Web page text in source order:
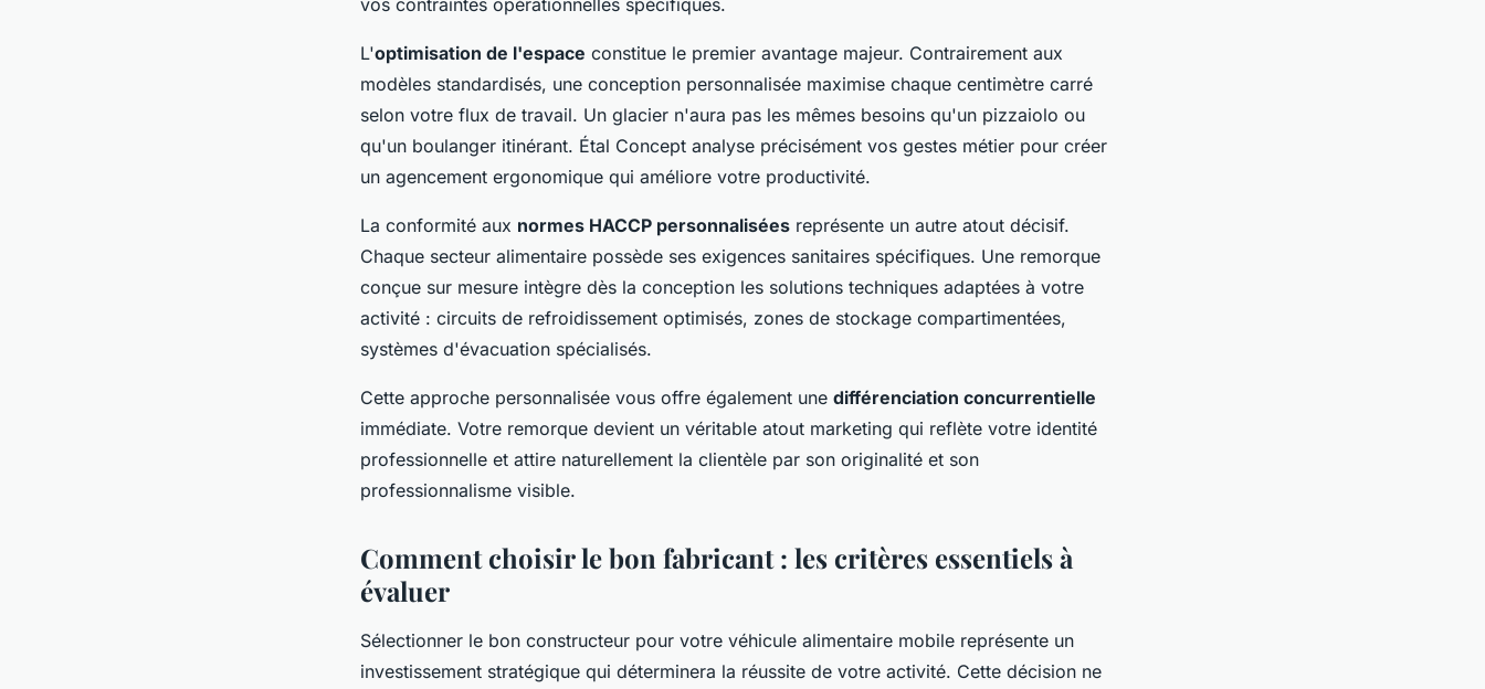
L'optimisation de l'espace constitue le premier avantage majeur. Contrairement aux
modèles standardisés, une conception personnalisée maximise chaque centimètre carré
selon votre flux de travail. Un glacier n'aura pas les mêmes besoins qu'un pizzaiolo ou
qu'un boulanger itinérant. Étal Concept analyse précisément vos gestes métier pour créer
un agencement ergonomique qui améliore votre productivité.
La conformité aux normes HACCP personnalisées représente un autre atout décisif.
Chaque secteur alimentaire possède ses exigences sanitaires spécifiques. Une remorque
conçue sur mesure intègre dès la conception les solutions techniques adaptées à votre
activité : circuits de refroidissement optimisés, zones de stockage compartimentées,
systèmes d'évacuation spécialisés.
Cette approche personnalisée vous offre également une différenciation concurrentielle
immédiate. Votre remorque devient un véritable atout marketing qui reflète votre identité
professionnelle et attire naturellement la clientèle par son originalité et son
professionnalisme visible.
Comment choisir le bon fabricant : les critères essentiels à
évaluer
Sélectionner le bon constructeur pour votre véhicule alimentaire mobile représente un
investissement stratégique qui déterminera la réussite de votre activité. Cette décision ne